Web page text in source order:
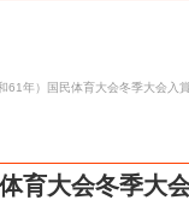
61年）国民体育大会冬季大会入
育大会冬季大